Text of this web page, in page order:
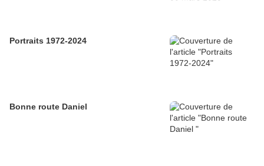
Portraits 1972-2024
Bonne route Daniel